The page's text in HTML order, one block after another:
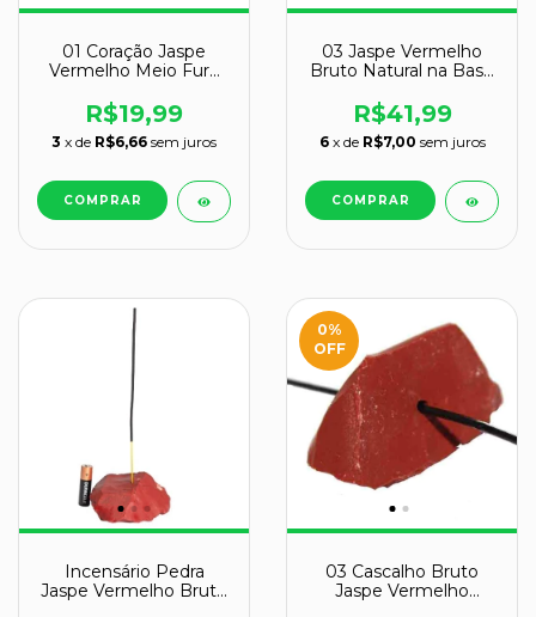
01 Coração Jaspe
Vermelho Meio Furo
R$19,99
3 x de R$6,66 sem juros
03 Jaspe Vermelho
Bruto Natural na Base
R$41,99
6 x de R$7,00 sem juros
Incensário Pedra
Jaspe Vermelho Bruto
0%
OFF
03 Cascalho Bruto
Jaspe Vermelho